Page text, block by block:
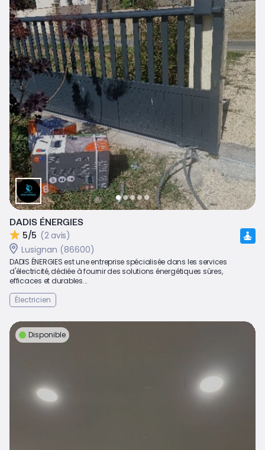
DADIS ÉNERGIES
5/5 (2 avis)
Lusignan (86600)
DADIS ÉNERGIES est une entreprise spécialisée dans les services
d'électricité, dédiée à fournir des solutions énergétiques sûres,
efficaces et durables...
Électricien
Disponible